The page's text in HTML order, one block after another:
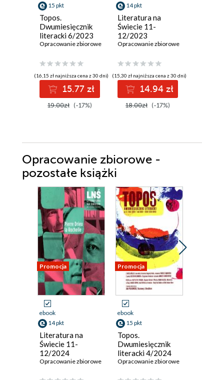
15 pkt
Topos.
Dwumiesięcznik
literacki 6/2023
Opracowanie zbiorowe
(16,15 zł najniższa cena z 30 dni)
15.77 zł
19.00zł (-17%)
14 pkt
Literatura na
Świecie 11-
12/2023
Opracowanie zbiorowe
(15,30 zł najniższa cena z 30 dni)
14.94 zł
18.00zł (-17%)
Opracowanie zbiorowe -
pozostałe książki
Promocja
ebook
14 pkt
Literatura na
Świecie 11-
12/2024
Opracowanie zbiorowe
Promocja
ebook
15 pkt
Topos.
Dwumiesięcznik
literacki 4/2024
Opracowanie zbiorowe